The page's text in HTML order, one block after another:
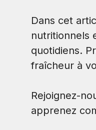
Dans cet
nutritionnels
quotidiens.
fraîcheur à
Rejoignez-
apprenez